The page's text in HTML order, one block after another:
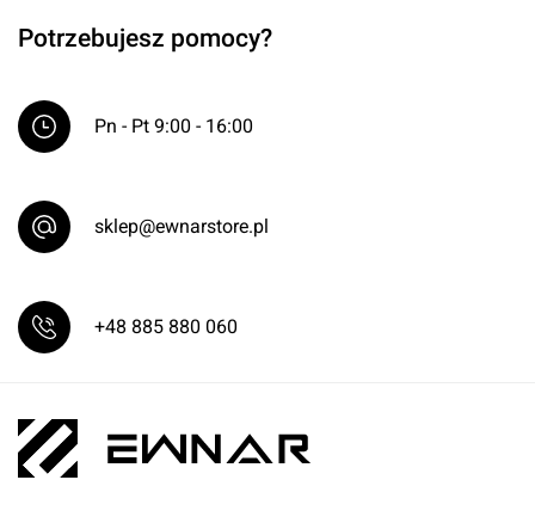
Potrzebujesz pomocy?
Pn - Pt 9:00 - 16:00
sklep@ewnarstore.pl
+48 885 880 060